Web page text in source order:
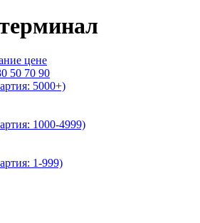
цене
50 70 90
5000+)
1000-4999)
1-999)